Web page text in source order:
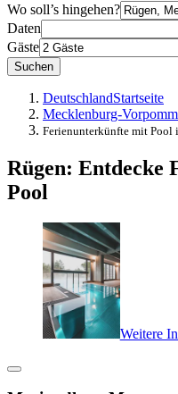
Wo soll’s hingehen?
Daten
Gäste
Suchen
DeutschlandStartseite
Mecklenburg-
Ferienunterkünfte mit Pool
Rügen: Entdecke
Pool
Weitere